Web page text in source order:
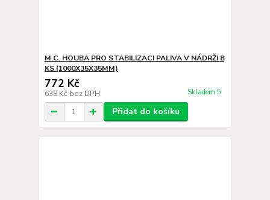
M.C. HOUBA PRO STABILIZACI PALIVA V NÁDRŽI 8
KS (1000X35X35MM)
772 Kč
638 Kč bez DPH Skladem 5
Přidat do košíku